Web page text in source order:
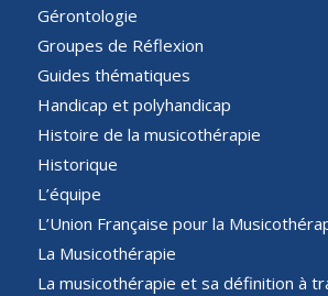
Gérontologie
Groupes de Réflexion
Guides thématiques
Handicap et polyhandicap
Histoire de la musicothérapie
Historique
L’équipe
L’Union Française pour la
La Musicothérapie
La musicothérapie et sa définition à